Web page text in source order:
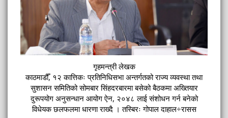
गृहमन्त्री लेखक
काठमाडौँ, १२ कात्तिकः प्रतिनिधिसभा अन्तर्गतको राज्य व्यवस्था तथा
सुशासन समितिको सोमबार सिंहदरबारमा बसेको बैठकमा अख्तियार
दुरूपयोग अनुसन्धान आयोग ऐन, २०४८ लाई संशोधन गर्न बनेको
विधेयक छलफलमा धारणा राख्दै । तस्बिरः गोपाल दाहाल÷रासस